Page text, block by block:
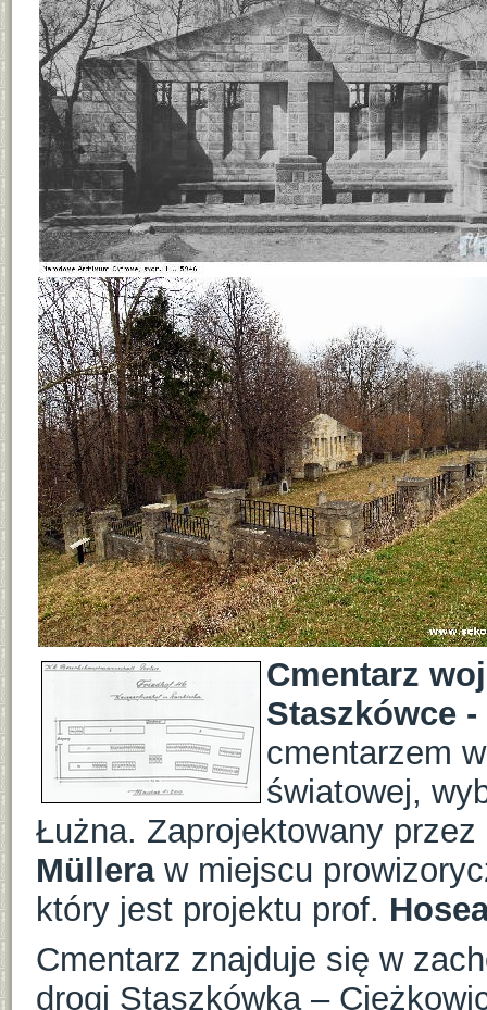
Cmentarz
Staszkówce
cmentarzem
światowej,
Łużna. Zaprojektowany
Mülleraw miejscu
który jest projektu prof.
Cmentarz znajduje się w
drogi Staszkówka –